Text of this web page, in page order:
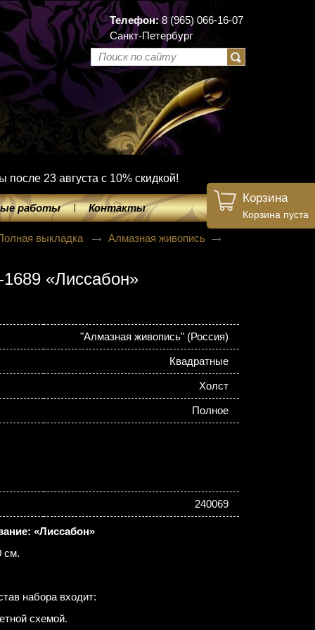
Телефон:8 (965) 066-16-07
Санкт-Петербург
23 августа с 10% скидкой!
работы Контакты
Корзина
Корзина пуста
выкладка
Алмазная живопись
«Лиссабон»
"Алмазная живопись" (Россия)
Квадратные
Холст
Полное
240069
«Лиссабон»
см.
набора входит:
схемой.